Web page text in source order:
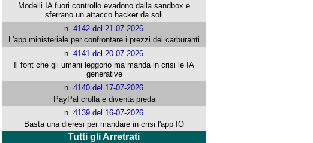
Modelli IA fuori controllo evadono dalla sandbox e
sferrano un attacco hacker da soli
n.4142 del 21-07-2026
L'app ministeriale per confrontare i prezzi dei carburanti
n.4141 del 20-07-2026
Il font che gli umani leggono ma manda in crisi le IA
generative
n.4140 del 17-07-2026
PayPal crolla e diventa preda
n.4139 del 16-07-2026
Basta una dieresi per mandare in crisi l'app IO
Tutti gli Arretrati